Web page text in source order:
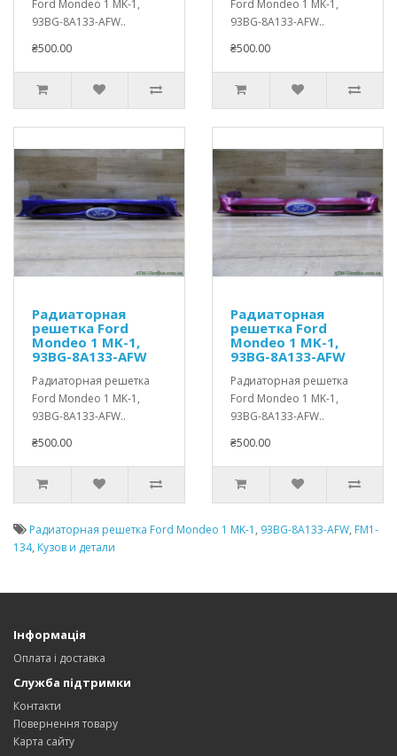
Ford Mondeo 1 MK-1,
93BG-8A133-AFW..
₴500.00
Ford Mondeo 1 MK-1,
93BG-8A133-AFW..
₴500.00
Радиаторная
решетка Ford
Mondeo 1 MK-1,
93BG-8A133-AFW
Радиаторная решетка
Ford Mondeo 1 MK-1,
93BG-8A133-AFW..
₴500.00
Радиаторная
решетка Ford
Mondeo 1 MK-1,
93BG-8A133-AFW
Радиаторная решетка
Ford Mondeo 1 MK-1,
93BG-8A133-AFW..
₴500.00
Радиаторная решетка Ford Mondeo 1 MK-1 , 93BG-8A133-AFW, FM1-
134, Кузов и детали
Інформація
Оплата і доставка
Служба підтримки
Контакти
Повернення товару
Карта сайту